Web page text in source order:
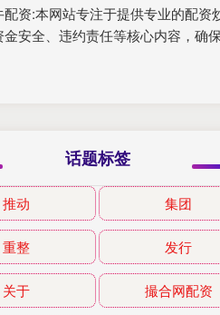
配资:本网站专注于提供专业的配
金安全、违约责任等核心内容，确
话题标签
推动 集团
重整 发行
关于 撮合网配资